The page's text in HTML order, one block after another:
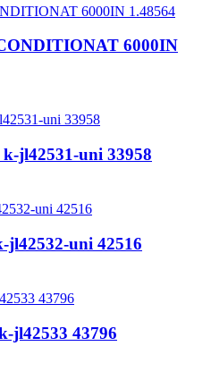
6000IN
jl42531-uni 33958
jl42532-uni 42516
jl42533 43796